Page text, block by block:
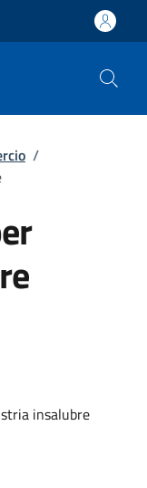
/
insalubre